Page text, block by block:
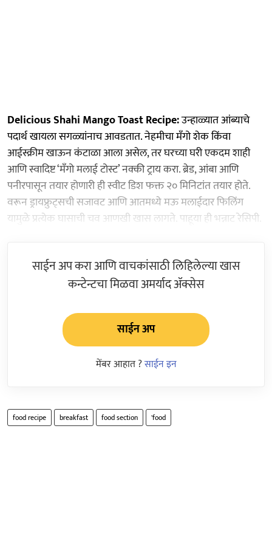
Delicious Shahi Mango Toast Recipe:उन्हाळ्यात आंब्याचे
पदार्थ खायला सगळ्यांनाच आवडतात. नेहमीचा मँगो शेक किंवा
आईस्क्रीम खाऊन कंटाळा आला असेल, तर घरच्या घरी एकदम शाही
आणि स्वादिष्ट ‘मँगो मलाई टोस्ट’ नक्की ट्राय करा. ब्रेड, आंबा आणि
पनीरपासून तयार होणारी ही स्वीट डिश फक्त २० मिनिटांत तयार होते.
वरून ड्रायफ्रुट्सची सजावट आणि आतमध्ये मऊ मलाईदार फिलिंग
यामुळे प्रत्येक घासाची चव आणखी खास लागते. पाहूया ही भन्नाट रेसिपी.
साईन अप करा आणि वाचकांसाठी लिहिलेल्या खास
कन्टेन्टचा मिळवा अमर्याद ॲक्सेस
साईन अप
मेंबर आहात ?साईन इन
food recipe breakfast food section 'food